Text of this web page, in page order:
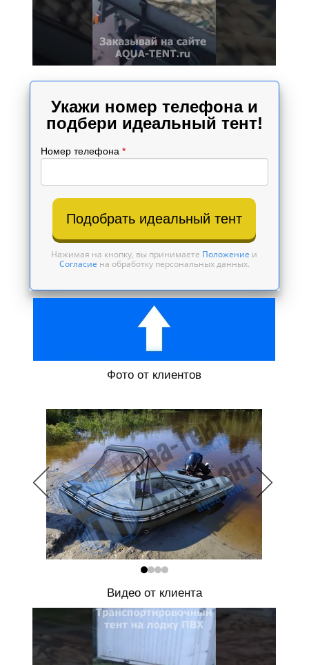
Укажи номер телефона и
подбери идеальный тент!
Номер телефона *
Подобрать идеальный тент
Нажимая на кнопку, вы принимаете Положение и
Согласие на обработку персональных данных.
Фото от клиентов
Видео от клиента